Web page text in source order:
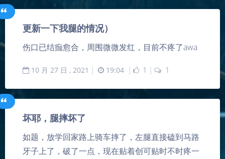
更新一下我腿的情况）
伤口已结痂愈合，周围微微发红，目前不疼了awa
10 月 27 日 , 2021 | 19:04 | 1 | 1
坏耶，腿摔坏了
如题，放学回家路上骑车摔了，左腿直接磕到马路
牙子上了，破了一点，现在贴着创可贴时不时疼一